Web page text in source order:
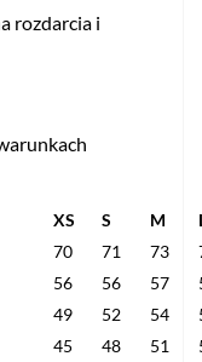
rozdarcia i
XS S M
70 71 73
56 56 57
49 52 54
45 48 51